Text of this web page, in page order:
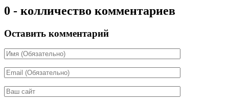
0 - колличество комментариев
Оставить комментарий